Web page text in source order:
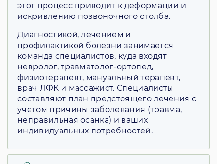
этот процесс приводит к деформации и
искривлению позвоночного столба.
Диагностикой, лечением и
профилактикой болезни занимается
команда специалистов, куда входят
невролог, травматолог-ортопед,
физиотерапевт, мануальный терапевт,
врач ЛФК и массажист. Специалисты
составляют план предстоящего лечения с
учетом причины заболевания (травма,
неправильная осанка) и ваших
индивидуальных потребностей.